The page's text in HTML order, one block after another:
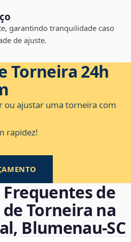
garantindo tranquilidade caso
de ajuste.
Torneira 24h
ou ajustar uma torneira com
rapidez!
de
Torneira na
Blumenau‑SC